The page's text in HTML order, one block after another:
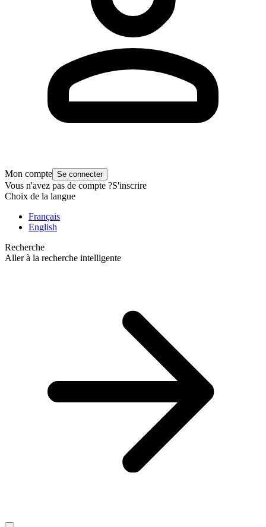
Mon compte Se connecter
Vous n'avez pas de compte ?S'inscrire
Choix de la langue
Français
English
Recherche
Aller à la recherche intelligente